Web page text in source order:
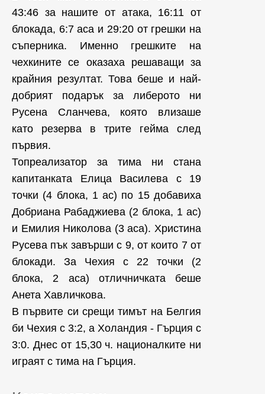
43:46 за нашите от атака, 16:11 от
блокада, 6:7 аса и 29:20 от грешки на
съперника. Именно грешките на
чехкините се оказаха решаващи за
крайния резултат. Това беше и най-
добрият подарък за либерото ни
Русена Сланчева, която влизаше
като резерва в трите гейма след
първия.
Топреализатор за тима ни стана
капитанката Елица Василева с 19
точки (4 блока, 1 ас) по 15 добавиха
Добриана Рабаджиева (2 блока, 1 ас)
и Емилия Николова (3 аса). Христина
Русева пък завърши с 9, от които 7 от
блокади. За Чехия с 22 точки (2
блока, 2 аса) отличничката беше
Анета Хавличкова.
В първите си срещи тимът на Белгия
би Чехия с 3:2, а Холандия - Гърция с
3:0. Днес от 15,30 ч. националките ни
играят с тима на Гърция.